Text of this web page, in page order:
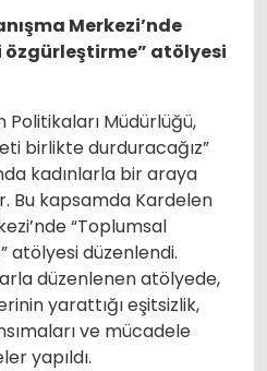
Merkezi’nde
atölyesi
Politikaları Müdürlüğü,
birlikte durduracağız”
kadınlarla bir araya
Bu kapsamda Kardelen
“Toplumsal
atölyesi düzenlendi.
düzenlenen atölyede,
yarattığı eşitsizlik,
ve mücadele
yapıldı.